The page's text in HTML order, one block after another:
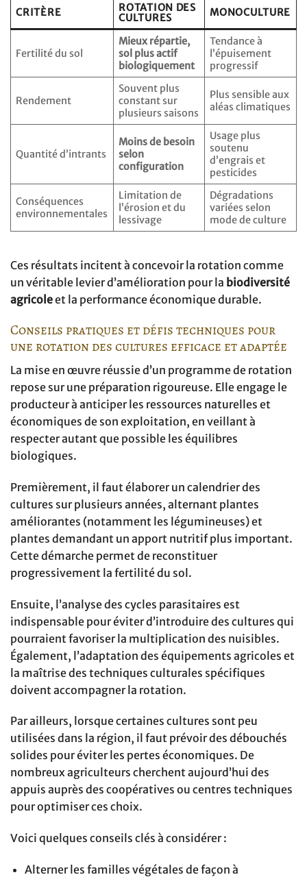
CRITÈRE
ROTATION DES
CULTURES
MONOCULTURE
Fertilité du sol
Mieux répartie,
sol plus actif
biologiquement
Tendance à
l’épuisement
progressif
Rendement
Souvent plus
constant sur
plusieurs saisons
Plus sensible aux
aléas climatiques
Quantité d’intrants
Moins de besoin
selon
configuration
Usage plus
soutenu
d’engrais et
pesticides
Conséquences
environnementales
Limitation de
l’érosion et du
lessivage
Dégradations
variées selon
mode de culture
Ces résultats incitent à concevoir la rotation comme
un véritable levier d’amélioration pour la biodiversité
agricoleet la performance économique durable.
Conseils pratiques et défis techniques pour
une rotation des cultures efficace et adaptée
La mise en œuvre réussie d’un programme de rotation
repose sur une préparation rigoureuse. Elle engage le
producteur à anticiper les ressources naturelles et
économiques de son exploitation, en veillant à
respecter autant que possible les équilibres
biologiques.
Premièrement, il faut élaborer un calendrier des
cultures sur plusieurs années, alternant plantes
améliorantes (notamment les légumineuses) et
plantes demandant un apport nutritif plus important.
Cette démarche permet de reconstituer
progressivement la fertilité du sol.
Ensuite, l’analyse des cycles parasitaires est
indispensable pour éviter d’introduire des cultures qui
pourraient favoriser la multiplication des nuisibles.
Également, l’adaptation des équipements agricoles et
la maîtrise des techniques culturales spécifiques
doivent accompagner la rotation.
Par ailleurs, lorsque certaines cultures sont peu
utilisées dans la région, il faut prévoir des débouchés
solides pour éviter les pertes économiques. De
nombreux agriculteurs cherchent aujourd’hui des
appuis auprès des coopératives ou centres techniques
pour optimiser ces choix.
Voici quelques conseils clés à considérer :
Alterner les familles végétales de façon à